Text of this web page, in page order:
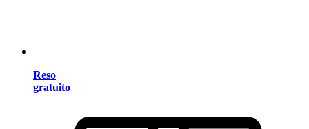
Reso
gratuito